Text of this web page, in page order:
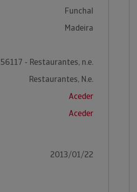
Funchal
Madeira
56117 - Restaurantes, n.e.
Restaurantes, N.e.
Aceder
Aceder
2013/01/22